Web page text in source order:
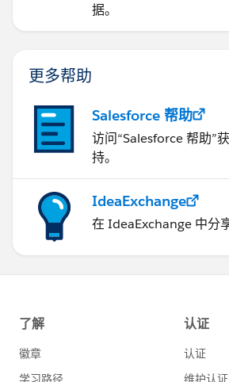
据。
更多帮助
Salesforce 帮助
访问“Salesforce 帮助”
持。
IdeaExchange
在 IdeaExchange 中分